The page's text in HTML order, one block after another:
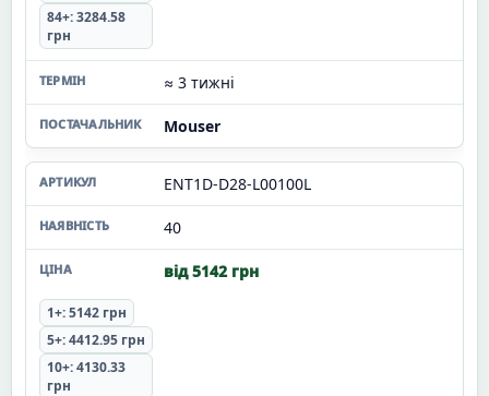
84+: 3284.58
грн
≈ 3 тижні
Mouser
ENT1D-D28-L00100L
40
від 5142 грн
1+: 5142 грн
5+: 4412.95 грн
10+: 4130.33
грн